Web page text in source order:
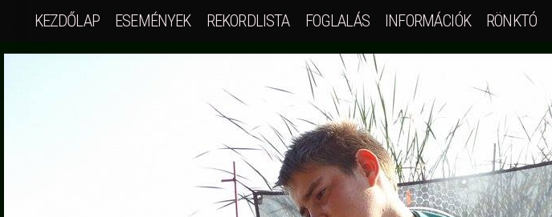
KEZDŐLAP ESEMÉNYEK REKORDLISTA FOGLALÁS INFORMÁCIÓK RÖNKTÓ